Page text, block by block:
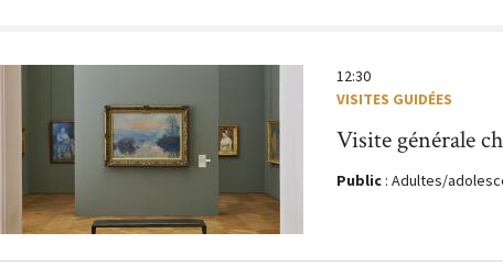
12:30
VISITES GUIDÉES
Visite générale
Public : Adultes/